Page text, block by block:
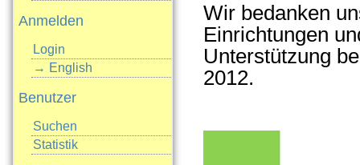
Anmelden
Login
→ English
Benutzer
Suchen
Statistik
Wir bedanken
Einrichtungen
Unterstützung
2012.